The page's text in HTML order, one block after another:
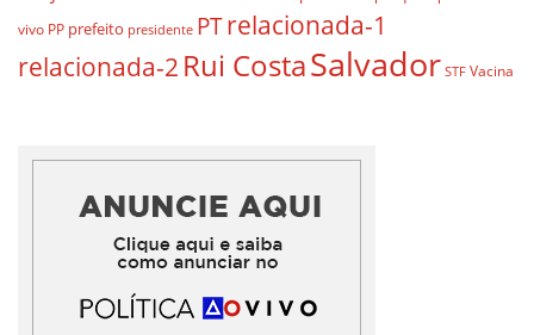
vivo PP prefeito presidente PTrelacionada-1
relacionada-2 Rui CostaSalvador STF Vacina